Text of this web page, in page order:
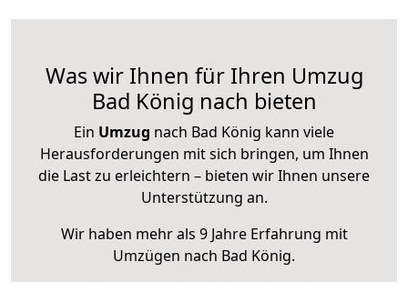
Was wir Ihnen für Ihren Umzug
Bad König nach bieten
Ein Umzug nach Bad König kann viele
Herausforderungen mit sich bringen, um Ihnen
die Last zu erleichtern – bieten wir Ihnen unsere
Unterstützung an.
Wir haben mehr als 9 Jahre Erfahrung mit
Umzügen nach Bad König.